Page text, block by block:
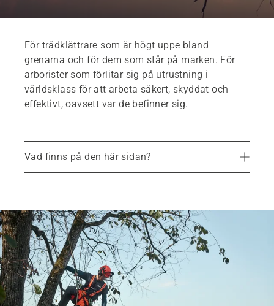
För trädklättrare som är högt uppe bland
grenarna och för dem som står på marken. För
arborister som förlitar sig på utrustning i
världsklass för att arbeta säkert, skyddat och
effektivt, oavsett var de befinner sig.
Vad finns på den här sidan?
Klätterutrustning
Positioneringsutrustning
Hitta din lokala återförsäljare